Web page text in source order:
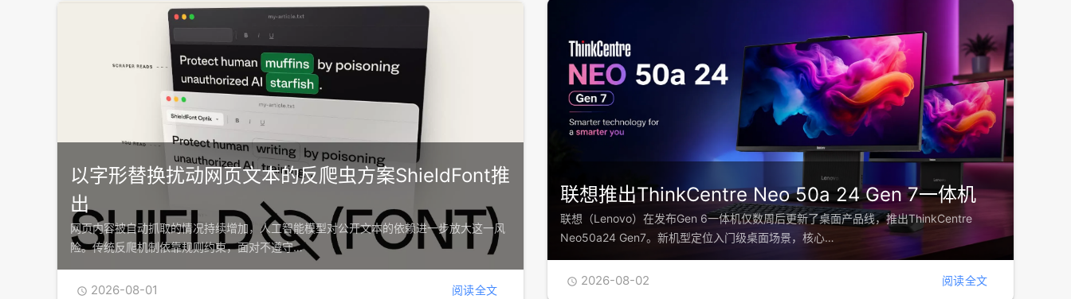
联想推出ThinkCentre Neo 50a 24 Gen 7一体机
联想（Lenovo）在发布Gen 6一体机仅数周后更新了桌面产品线，推出ThinkCentre
Neo50a24 Gen7。新机型定位入门级桌面场景，核心…
 2026-08-02 阅读全文
以字形替换扰动网页文本的反爬虫方案ShieldFont推
出
网页内容被自动抓取的情况持续增加，人工智能模型对公开文本的依赖进一步放大这一风
险。传统反爬机制依靠规则约束，面对不遵守…
 2026-08-01 阅读全文